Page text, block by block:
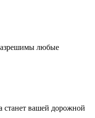
любые
станет вашей дорожной